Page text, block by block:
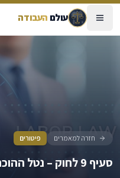
עולםהעבודה
סעיף 9 לחוק – נטל ההוכחה
חזרה למאמרים פיטורים
סעיף 9 לחוק – נטל ההוכחה